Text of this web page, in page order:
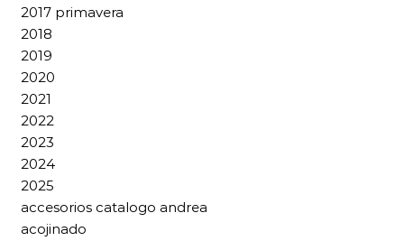
2017 primavera
2018
2019
2020
2021
2022
2023
2024
2025
accesorios catalogo andrea
acojinado